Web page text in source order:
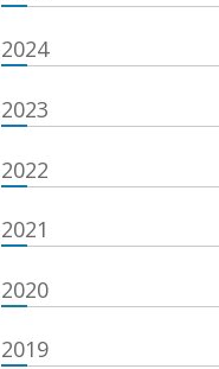
2024
2023
2022
2021
2020
2019